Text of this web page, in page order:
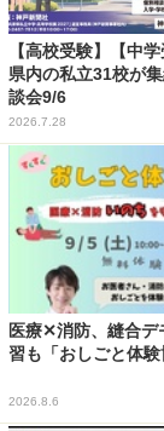
【高校受験】【中
県内の私立31校が
談会9/6
2026.7.28
医療✕消防、縫合デ
習も「おしごと体
2026.8.6